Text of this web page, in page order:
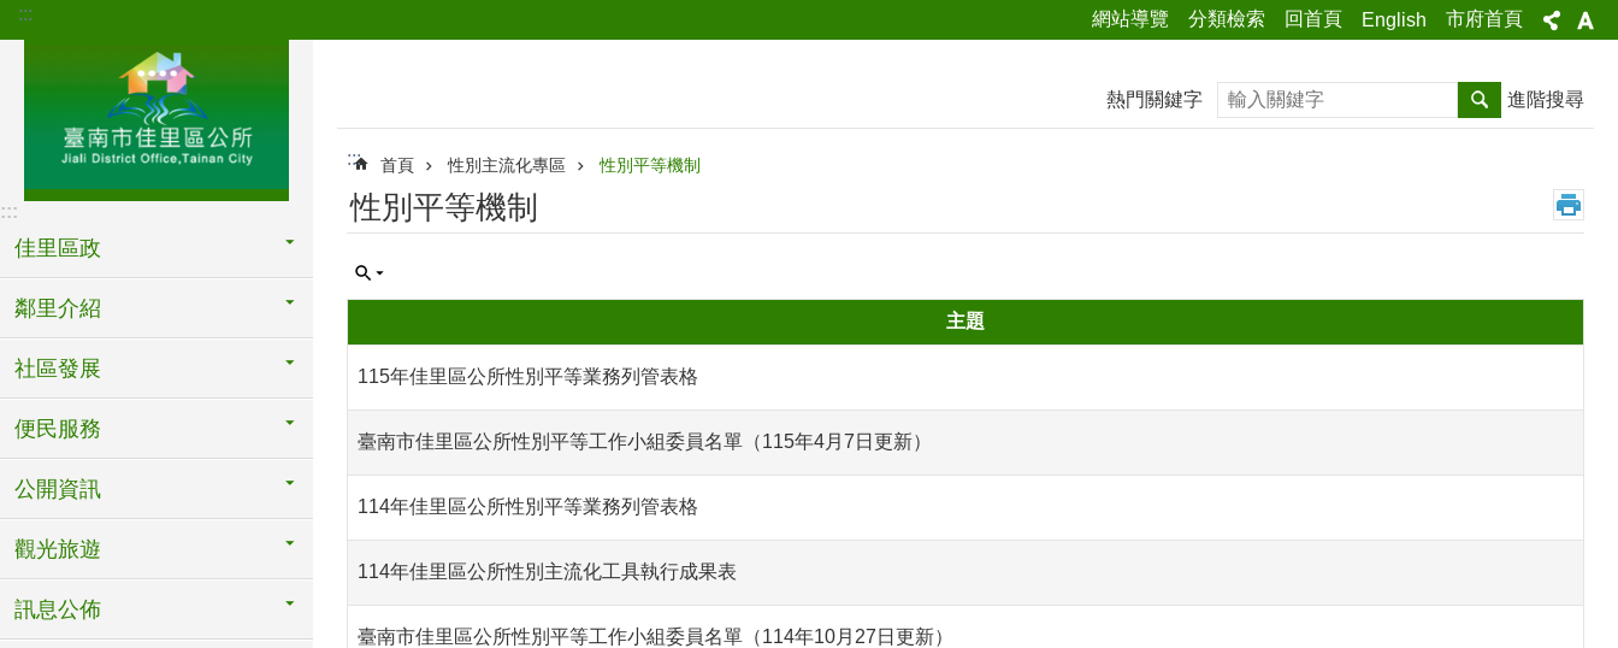
跳到主要內容區塊
::: 網站導覽 分類檢索 回首頁 English 市府首頁
:::
佳里區政
鄰里介紹
社區發展
便民服務
公開資訊
觀光旅遊
訊息公佈
熱門關鍵字 搜尋 進階搜尋
::: 首頁 性別主流化專區 性別平等機制
性別平等機制
主題
115年佳里區公所性別平等業務列管表格
臺南市佳里區公所性別平等工作小組委員名單（115年4月7日更新）
114年佳里區公所性別平等業務列管表格
114年佳里區公所性別主流化工具執行成果表
臺南市佳里區公所性別平等工作小組委員名單（114年10月27日更新）